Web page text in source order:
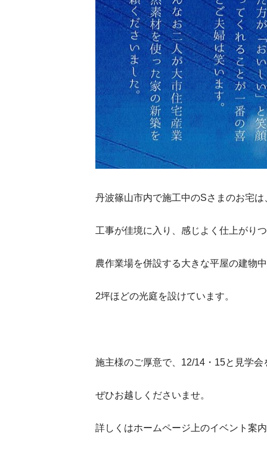
丹波篠山市内で施工中のSさまのお宅は
工事が佳境に入り、感じよく仕上がり
農作業場を併設する大きな平屋の建物
2坪ほどの光庭を設けています。
施主様のご厚意で、12/14・15と見学
ぜひお越しくださいませ。
詳しくはホームページ上のイベント案